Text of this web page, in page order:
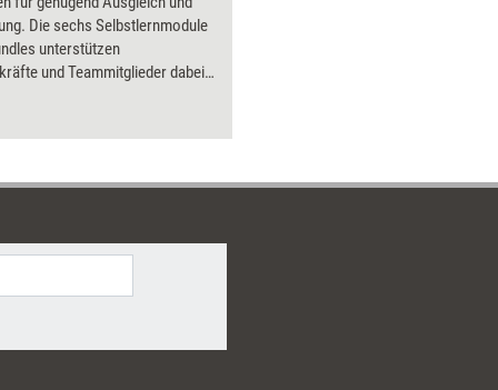
Die sechs Selbstlernmodule
unterstützen
und Teammitglieder dabei,